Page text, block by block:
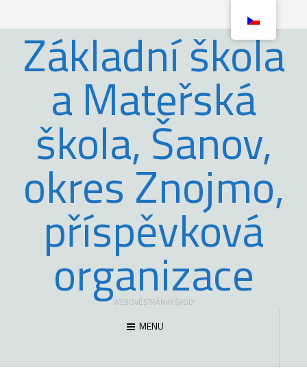
Základní škola
a Mateřská
škola, Šanov,
okres Znojmo,
příspěvková
organizace
WEBOVÉ STRÁNKY ŠKOLY
MENU